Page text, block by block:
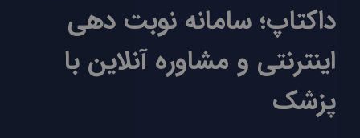
داکتاپ؛ سامانه نوبت دهی
اینترنتی و مشاوره آنلاین با
پزشک